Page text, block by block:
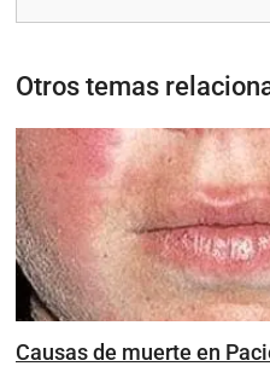
Otros temas
Causas de muerte en